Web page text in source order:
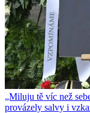
„Miluju tě víc než
provázely salvy i